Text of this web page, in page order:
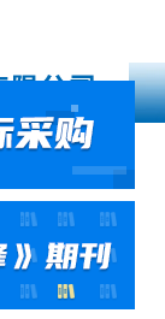
铜路569号
号